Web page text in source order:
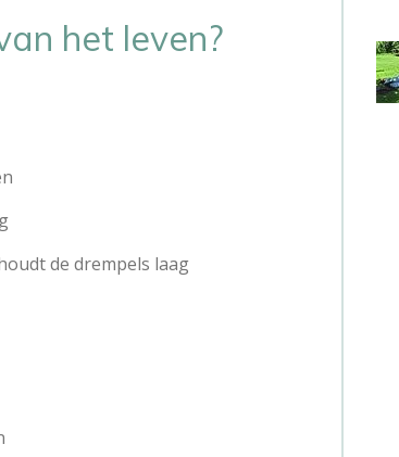
het leven?
de drempels laag